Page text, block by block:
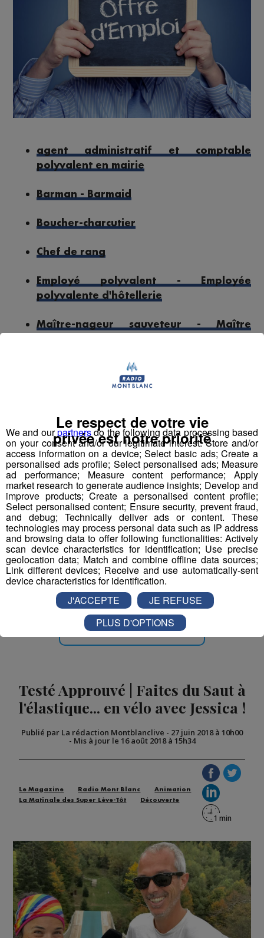
agent administratif et comptable
polyvalent en mairie
Barman - Barmaid
Boucher-charcutier
Chef de rang
Employé polyvalent - Employée
polyvalente d'hôtellerie
Maître-nageur sauveteur - Maître
Professeur de physiques
Serveur - Serveuse de restaurant
Serveur - serveuse
Technicien(ne) contrôle et qualité
mécanique travail métaux
Partager sur Facebook
Partager sur Twitter
Testé Approuvé | Faites du Saut à
l'élastique... en vélo avec Jessica !
Publié par La rédaction Montblanclive - 27 juin 2018 à 10h00
- Mis à jour le 16 août 2018 à 15h34
Le Magazine Radio Mont Blanc
Animation
La Matinale des Super Lève-Tôt
Découverte
We and ourpartnersdo the following data processing based
on your consent and/or our legitimate interest: Store and/or
access information on a device; Select basic ads; Create a
personalised ads profile; Select personalised ads; Measure
ad performance; Measure content performance; Apply
market research to generate audience insights; Develop and
improve products; Create a personalised content profile;
Select personalised content; Ensure security, prevent fraud,
and debug; Technically deliver ads or content. These
technologies may process personal data such as IP address
and browsing data to offer following functionalities: Actively
scan device characteristics for identification; Use precise
geolocation data; Match and combine offline data sources;
Link different devices; Receive and use automatically-sent
device characteristics for identification.
Le respect de votre vie
privée est notre priorité
J'ACCEPTE
JE REFUSE
PLUS D'OPTIONS